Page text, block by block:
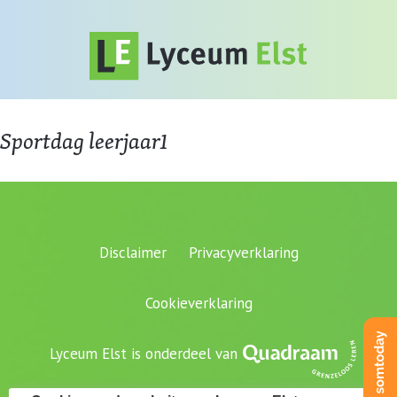
Sportdag leerjaar1
Disclaimer Privacyverklaring
Cookieverklaring
Lyceum Elst is onderdeel van